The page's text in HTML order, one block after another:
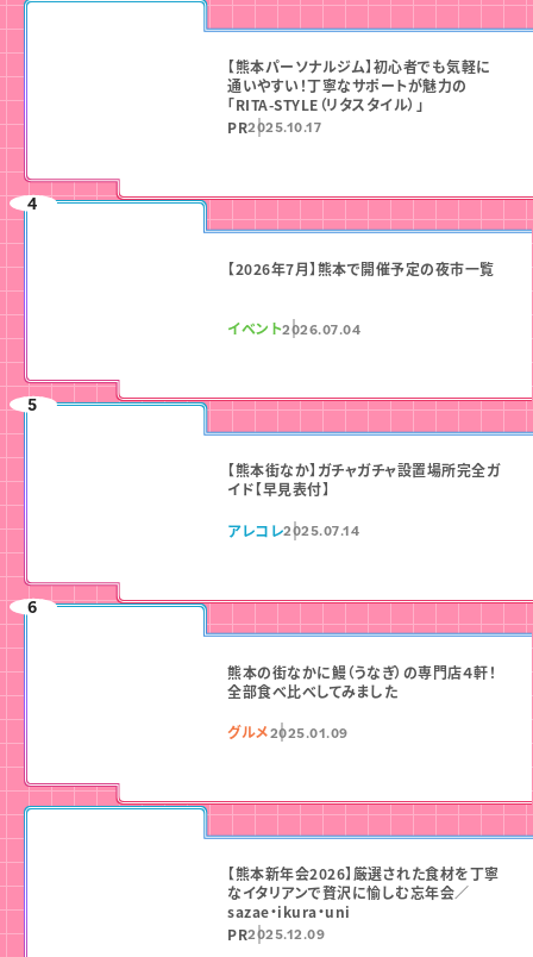
【熊本パーソナルジム】初心者でも気軽に
通いやすい！丁寧なサポートが魅力の
「RITA-STYLE（リタスタイル）」
PR2025.10.17
【2026年7月】熊本で開催予定の夜市一覧
イベント2026.07.04
【熊本街なか】ガチャガチャ設置場所完全ガ
イド【早見表付】
アレコレ2025.07.14
熊本の街なかに鰻（うなぎ）の専門店４軒！
全部食べ比べしてみました
グルメ2025.01.09
【熊本新年会2026】厳選された食材を丁寧
なイタリアンで贅沢に愉しむ忘年会／
sazae・ikura・uni
PR2025.12.09